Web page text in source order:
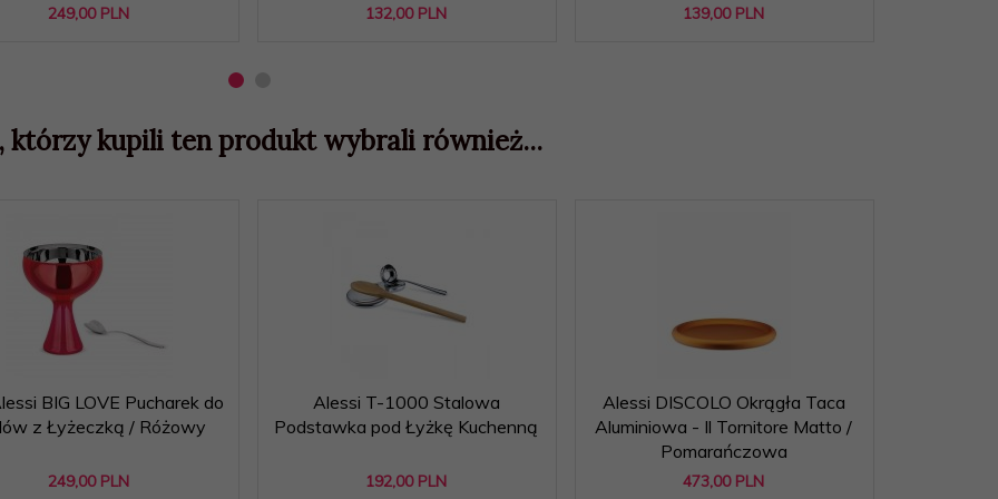
249,00 PLN 132,00 PLN 139,00 PLN
którzy kupili ten produkt wybrali również...
BIG LOVE Pucharek do
z Łyżeczką / Różowy
249,00 PLN
Alessi T-1000 Stalowa
Podstawka pod Łyżkę Kuchenną
192,00 PLN
Alessi DISCOLO Okrągła Taca
Aluminiowa - Il Tornitore Matto /
Pomarańczowa
473,00 PLN